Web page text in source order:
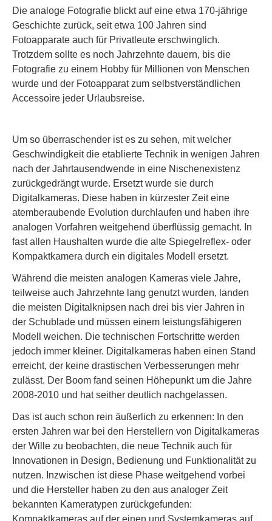
Die analoge Fotografie blickt auf eine etwa 170-jährige
Geschichte zurück, seit etwa 100 Jahren sind
Fotoapparate auch für Privatleute erschwinglich.
Trotzdem sollte es noch Jahrzehnte dauern, bis die
Fotografie zu einem Hobby für Millionen von Menschen
wurde und der Fotoapparat zum selbstverständlichen
Accessoire jeder Urlaubsreise.
Um so überraschender ist es zu sehen, mit welcher
Geschwindigkeit die etablierte Technik in wenigen Jahren
nach der Jahrtausendwende in eine Nischenexistenz
zurückgedrängt wurde. Ersetzt wurde sie durch
Digitalkameras. Diese haben in kürzester Zeit eine
atemberaubende Evolution durchlaufen und haben ihre
analogen Vorfahren weitgehend überflüssig gemacht. In
fast allen Haushalten wurde die alte Spiegelreflex- oder
Kompaktkamera durch ein digitales Modell ersetzt.
Während die meisten analogen Kameras viele Jahre,
teilweise auch Jahrzehnte lang genutzt wurden, landen
die meisten Digitalknipsen nach drei bis vier Jahren in
der Schublade und müssen einem leistungsfähigeren
Modell weichen. Die technischen Fortschritte werden
jedoch immer kleiner. Digitalkameras haben einen Stand
erreicht, der keine drastischen Verbesserungen mehr
zulässt. Der Boom fand seinen Höhepunkt um die Jahre
2008-2010 und hat seither deutlich nachgelassen.
Das ist auch schon rein äußerlich zu erkennen: In den
ersten Jahren war bei den Herstellern von Digitalkameras
der Wille zu beobachten, die neue Technik auch für
Innovationen in Design, Bedienung und Funktionalität zu
nutzen. Inzwischen ist diese Phase weitgehend vorbei
und die Hersteller haben zu den aus analoger Zeit
bekannten Kameratypen zurückgefunden:
Kompaktkameras auf der einen und Systemkameras auf